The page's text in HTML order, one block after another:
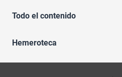
Todo el contenido
Hemeroteca